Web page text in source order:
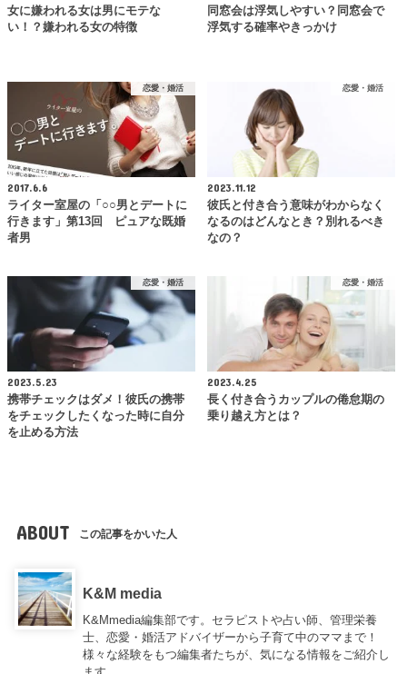
女に嫌われる女は男にモテな
い！？嫌われる女の特徴
同窓会は浮気しやすい？同窓会で
浮気する確率やきっかけ
恋愛・婚活
2017.6.6
ライター室屋の「○○男とデートに
行きます」第13回 ピュアな既婚
者男
恋愛・婚活
2023.11.12
彼氏と付き合う意味がわからなく
なるのはどんなとき？別れるべき
なの？
恋愛・婚活
2023.5.23
携帯チェックはダメ！彼氏の携帯
をチェックしたくなった時に自分
を止める方法
恋愛・婚活
2023.4.25
長く付き合うカップルの倦怠期の
乗り越え方とは？
ABOUT この記事をかいた人
K&M media
K&Mmedia編集部です。セラピストや占い師、管理栄養
士、恋愛・婚活アドバイザーから子育て中のママまで！
様々な経験をもつ編集者たちが、気になる情報をご紹介し